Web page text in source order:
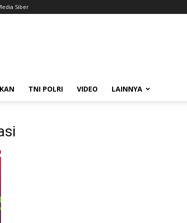
Siber
TNI POLRI VIDEO LAINNYA